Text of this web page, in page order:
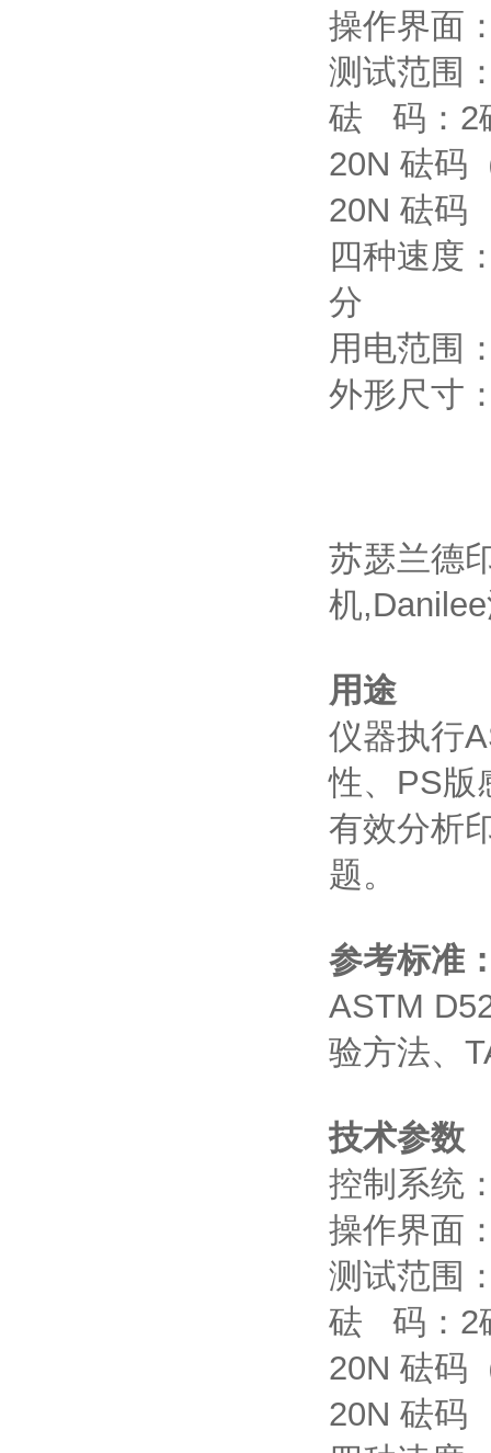
操作界面
测试范围
砝 码：2
20N 砝码
20N 砝码
四种速度
分
用电范围
外形尺寸
苏瑟兰德
机
用途
仪器执行
性、PS版
有效分析
题。
参考标准
ASTM
验方法、
技术参数
控制系统
操作界面
测试范围
砝 码：2
20N 砝码
20N 砝码